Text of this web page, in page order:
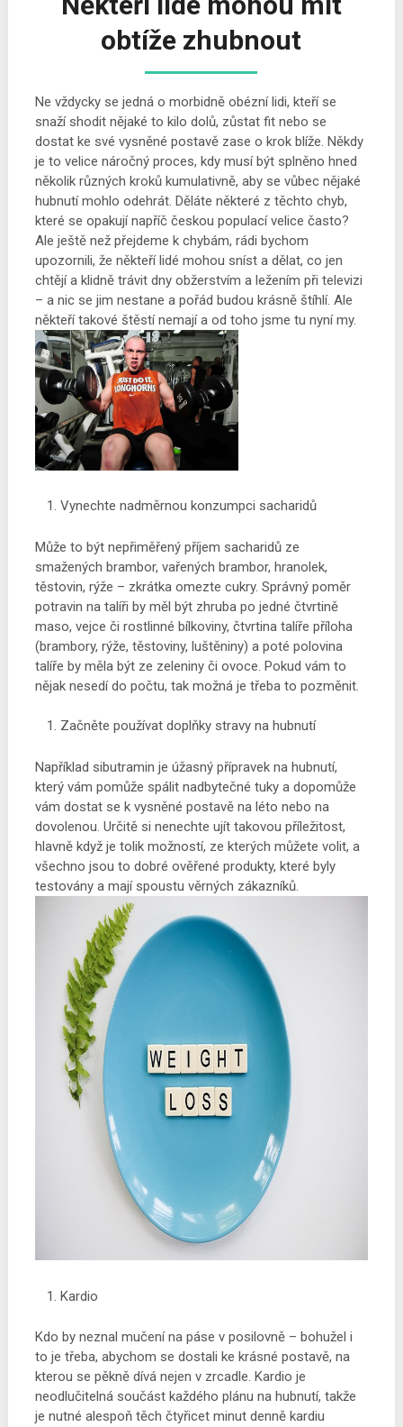
obtíže zhubnout
Ne vždycky se jedná o morbidně obézní lidi, kteří se
snaží shodit nějaké to kilo dolů, zůstat fit nebo se
dostat ke své vysněné postavě zase o krok blíže. Někdy
je to velice náročný proces, kdy musí být splněno hned
několik různých kroků kumulativně, aby se vůbec nějaké
hubnutí mohlo odehrát. Děláte některé z těchto chyb,
které se opakují napříč českou populací velice často?
Ale ještě než přejdeme k chybám, rádi bychom
upozornili, že někteří lidé mohou sníst a dělat, co jen
chtějí a klidně trávit dny obžerstvím a ležením při televizi
– a nic se jim nestane a pořád budou krásně štíhlí. Ale
někteří takové štěstí nemají a od toho jsme tu nyní my.
Vynechte nadměrnou konzumpci sacharidů
Může to být nepřiměřený příjem sacharidů ze
smažených brambor, vařených brambor, hranolek,
těstovin, rýže – zkrátka omezte cukry. Správný poměr
potravin na talíři by měl být zhruba po jedné čtvrtině
maso, vejce či rostlinné bílkoviny, čtvrtina talíře příloha
(brambory, rýže, těstoviny, luštěniny) a poté polovina
talíře by měla být ze zeleniny či ovoce. Pokud vám to
nějak nesedí do počtu, tak možná je třeba to pozměnit.
Začněte používat doplňky stravy na hubnutí
Například sibutramin je úžasný přípravek na hubnutí,
který vám pomůže spálit nadbytečné tuky a dopomůže
vám dostat se k vysněné postavě na léto nebo na
dovolenou. Určitě si nenechte ujít takovou příležitost,
hlavně když je tolik možností, ze kterých můžete volit, a
všechno jsou to dobré ověřené produkty, které byly
testovány a mají spoustu věrných zákazníků.
Kardio
Kdo by neznal mučení na páse v posilovně – bohužel i
to je třeba, abychom se dostali ke krásné postavě, na
kterou se pěkně dívá nejen v zrcadle. Kardio je
neodlučitelná součást každého plánu na hubnutí, takže
je nutné alespoň těch čtyřicet minut denně kardiu